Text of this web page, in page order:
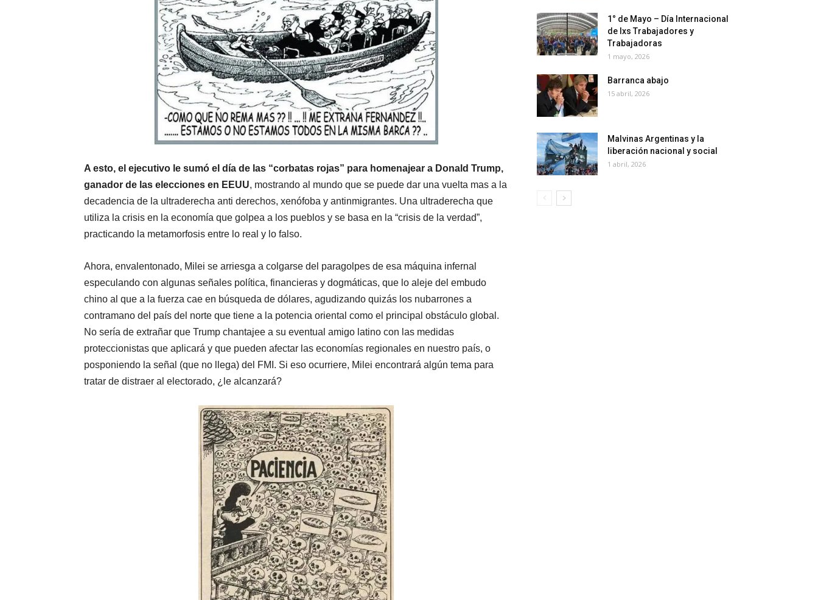
A esto, el ejecutivo le sumó el día de las “corbatas rojas” para homenajear a Donald Trump,
ganador de las elecciones en EEUU, mostrando al mundo que se puede dar una vuelta mas a la
decadencia de la ultraderecha anti derechos, xenófoba y antinmigrantes. Una ultraderecha que
utiliza la crisis en la economía que golpea a los pueblos y se basa en la “crisis de la verdad”,
practicando la metamorfosis entre lo real y lo falso.
Ahora, envalentonado, Milei se arriesga a colgarse del paragolpes de esa máquina infernal
especulando con algunas señales política, financieras y dogmáticas, que lo aleje del embudo
chino al que a la fuerza cae en búsqueda de dólares, agudizando quizás los nubarrones a
contramano del país del norte que tiene a la potencia oriental como el principal obstáculo global.
No sería de extrañar que Trump chantajee a su eventual amigo latino con las medidas
proteccionistas que aplicará y que pueden afectar las economías regionales en nuestro país, o
posponiendo la señal (que no llega) del FMI. Si eso ocurriere, Milei encontrará algún tema para
tratar de distraer al electorado, ¿le alcanzará?
1° de Mayo – Día Internacional
de lxs Trabajadores y
Trabajadoras
1 mayo, 2026
Barranca abajo
15 abril, 2026
Malvinas Argentinas y la
liberación nacional y social
1 abril, 2026